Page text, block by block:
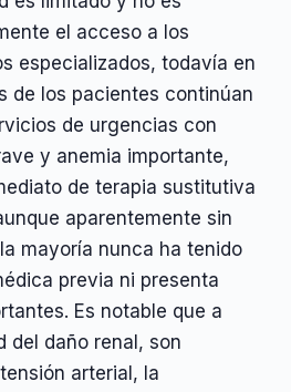
el acceso a los
especializados, todavía en
de los pacientes continúan
de urgencias con
y anemia importante,
de terapia sustitutiva
aparentemente sin
mayoría nunca ha tenido
previa ni presenta
Es notable que a
del daño renal, son
arterial, la